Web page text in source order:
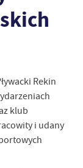
Rekin
klub
i udany